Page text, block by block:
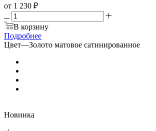
от 1 230 ₽
В корзину
Подробнее
Цвет—Золото матовое сатинированное
Новинка